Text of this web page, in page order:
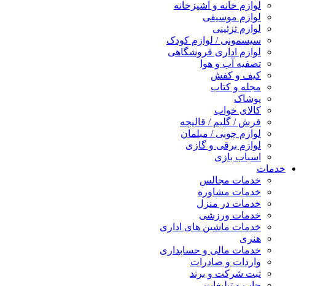
لوازم خانه و آشپزخانه
لوازم موسیقی
لوازم تزئینی
سیسمونی / لوازم کودک
لوازم اداری فروشگاهی
تصفیه آب و هوا
کیف و کفش
مجله و کتاب
پوشاک
کالای خواب
فرش / گلیم / قالیچه
لوازم چوبی / مبلمان
لوازم برقی و گازی
اسباب بازی
خدمات
خدمات مجالس
خدمات مشاوره
خدمات در منزل
خدمات ورزشی
خدمات ماشین های اداری
هنری
خدمات مالی و حسابداری
واردات و صادرات
ثبت شرکت و برند